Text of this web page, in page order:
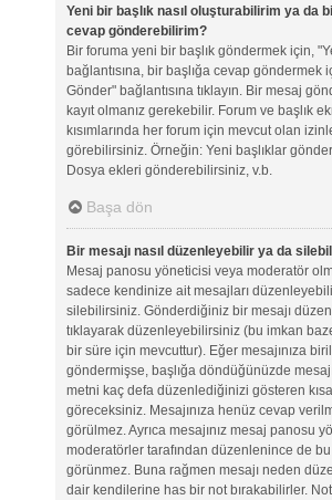
Yeni bir başlık nasıl oluşturabilirim ya da
cevap gönderebilirim?
Bir foruma yeni bir başlık göndermek için,
bağlantısına, bir başlığa cevap göndermek
Gönder" bağlantısına tıklayın. Bir mesaj
kayıt olmanız gerekebilir. Forum ve başlık
kısımlarında her forum için mevcut olan
görebilirsiniz. Örneğin: Yeni başlıklar
Dosya ekleri gönderebilirsiniz, v.b.
Başa dön
Bir mesajı nasıl düzenleyebilir ya da
Mesaj panosu yöneticisi veya moderatör
sadece kendinize ait mesajları
silebilirsiniz. Gönderdiğiniz bir mesajı
tıklayarak düzenleyebilirsiniz (bu imkan
bir süre için mevcuttur). Eğer mesajınıza
göndermişse, başlığa döndüğünüzde
metni kaç defa düzenlediğinizi gösteren
göreceksiniz. Mesajınıza henüz cevap
görülmez. Ayrıca mesajınız mesaj panosu
moderatörler tarafından düzenlenince de
görünmez. Buna rağmen mesajı neden
dair kendilerine has bir not bırakabilirler.